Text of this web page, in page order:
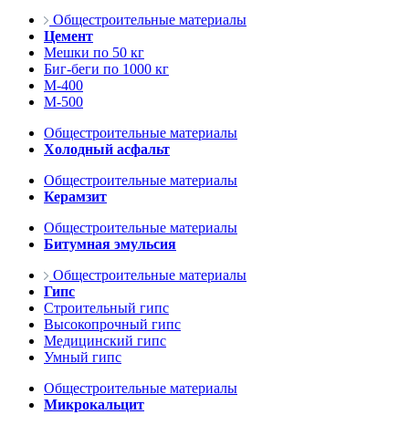
Общестроительные материалы
Цемент
Мешки по 50 кг
Биг-беги по 1000 кг
М-400
М-500
Общестроительные материалы
Холодный асфальт
Общестроительные материалы
Керамзит
Общестроительные материалы
Битумная эмульсия
Общестроительные материалы
Гипс
Строительный гипс
Высокопрочный гипс
Медицинский гипс
Умный гипс
Общестроительные материалы
Микрокальцит